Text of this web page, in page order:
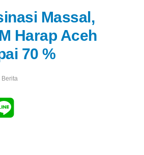
Massal,
Harap Aceh
70 %
Berita